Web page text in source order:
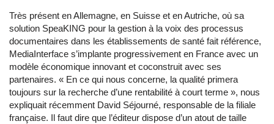
Très présent en Allemagne, en Suisse et en Autriche, où sa
solution SpeaKING pour la gestion à la voix des processus
documentaires dans les établissements de santé fait référence,
MediaInterface s’implante progressivement en France avec un
modèle économique innovant et coconstruit avec ses
partenaires. « En ce qui nous concerne, la qualité primera
toujours sur la recherche d’une rentabilité à court terme », nous
expliquait récemment David Séjourné, responsable de la filiale
française. Il faut dire que l’éditeur dispose d’un atout de taille